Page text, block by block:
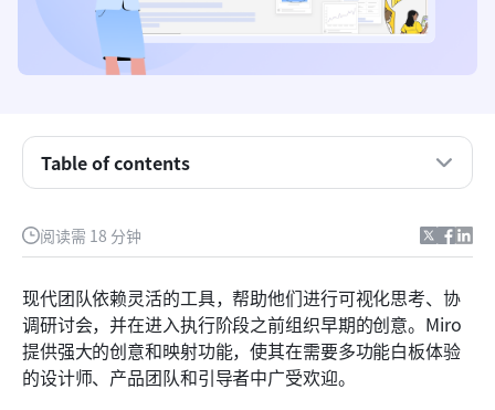
阅读需 18 分钟
现代团队依赖灵活的工具，帮助他们进行可视化思考、协
调研讨会，并在进入执行阶段之前组织早期的创意。Miro
提供强大的创意和映射功能，使其在需要多功能白板体验
的设计师、产品团队和引导者中广受欢迎。
Table of contents
什么是 Miro？
Miro 核心功能
Miro定价层级及整体价值分析
需要注意的功能限制
智能替代方案：Lark同步团队协作与精简的工作流
程